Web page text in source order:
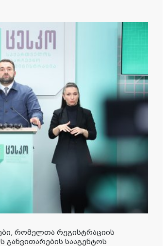
რომელთა რეგისტრაციის
განვითარების სააგენტოს